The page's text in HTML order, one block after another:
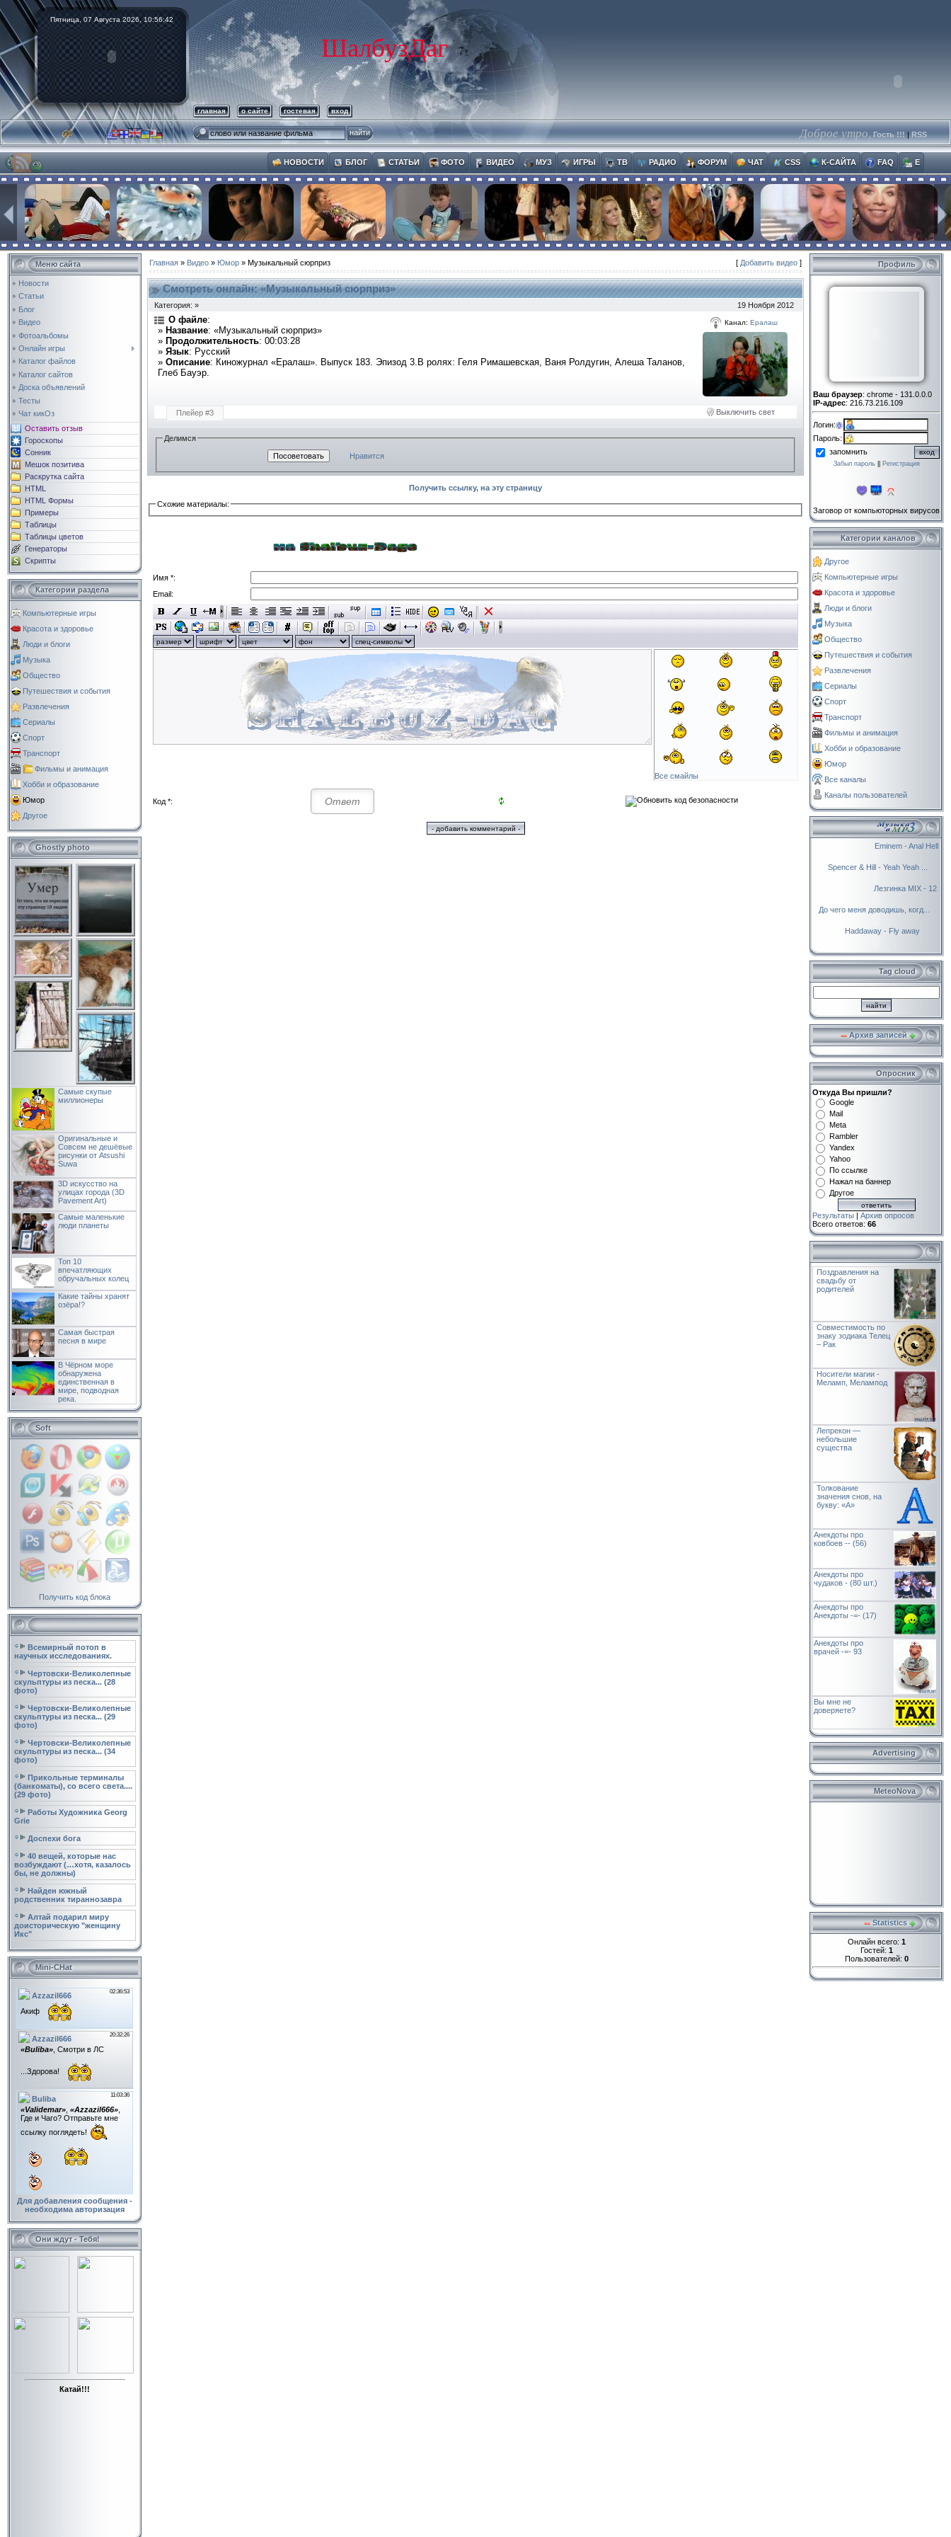
Пятница, 07 Августа 2026, 10:56:43
ШалбузДаг
главная о сайте гостевая вход
Доброе утро, Гость !!! | RSS
НОВОСТИ БЛОГ СТАТЬИ ФОТО ВИДЕО МУЗ ИГРЫ ТВ РАДИО ФОРУМ ЧАТ CSS К-САЙТА FAQ E
Меню сайта
Новости
Статьи
Блог
Видео
Фотоальбомы
Онлайн игры
Каталог файлов
Каталог сайтов
Доска объявлений
Тесты
Чат кикОз
Оставить отзыв
Гороскопы
Сонник
Мешок позитива
Раскрутка сайта
HTML
HTML Формы
Примеры
Таблицы
Таблицы цветов
Генераторы
Скрипты
Категории раздела
Компьютерные игры
Красота и здоровье
Люди и блоги
Музыка
Общество
Путешествия и события
Развлечения
Сериалы
Спорт
Транспорт
Фильмы и анимация
Хобби и образование
Юмор
Другое
Ghostly photo
Самые скупые
миллионеры
Оригинальные и
Совсем не дешёвые
рисунки от Atsushi
Suwa
3D искусство на
улицах города (3D
Pavement Art)
Самые маленькие
люди планеты
Топ 10
впечатляющих
обручальных колец
Какие тайны хранят
озёра!?
Самая быстрая
песня в мире
В Чёрном море
обнаружена
единственная в
мире, подводная
река.
Soft
Получить код блока
Всемирный потоп в
научных исследованиях.
Чертовски-Великолепные
скульптуры из песка... (28
фото)
Чертовски-Великолепные
скульптуры из песка... (29
фото)
Чертовски-Великолепные
скульптуры из песка... (34
фото)
Прикольные терминалы
(банкоматы), со всего света....
(29 фото)
Работы Художника Georg
Grie
Доспехи бога
40 вещей, которые нас
возбуждают (…хотя, казалось
бы, не должны)
Найден южный
родственник тираннозавра
Алтай подарил миру
доисторическую "женщину
Икс"
Mini-CHat
Для добавления сообщения -
необходима авторизация
Они ждут - Тебя!
Катай!!!
[ Добавить видео ]
Главная » Видео » Юмор » Музыкальный сюрприз
Смотреть онлайн: «Музыкальный сюрприз»
19 Ноября 2012
Категория: »
Канал: Ералаш
О файле:
» Название: «Музыкальный сюрприз»
» Продолжительность: 00:03:28
» Язык: Русский
» Описание: Киножурнал «Ералаш». Выпуск 183. Эпизод 3.В ролях: Геля Римашевская, Ваня Ролдугин, Алеша Таланов,
Глеб Бауэр.
Плейер #3 Выключить свет
Делимся
Нравится
Получить ссылку, на эту страницу
Схожие материалы:
Имя *:
Email:
Все смайлы
Код *:
Профиль
Ваш браузер: chrome - 131.0.0.0
IP-адрес: 216.73.216.109
Логин:
Пароль:
запомнить
Забыл пароль|| Регистрация
Заговор от компьюторных вирусов
Категории каналов
Другое
Компьютерные игры
Красота и здоровье
Люди и блоги
Музыка
Общество
Путешествия и события
Развлечения
Сериалы
Спорт
Транспорт
Фильмы и анимация
Хобби и образование
Юмор
Все каналы
Каналы пользователей
Eminem - Anal Hell
Spencer & Hill - Yeah Yeah ...
Лезгинка MIX - 12
До чего меня доводишь, когд...
Haddaway - Fly away
Tag cloud
Архив записей
Опросник
Откуда Вы пришли?
Google
Mail
Meta
Rambler
Yandex
Yahoo
По ссылке
Нажал на баннер
Другое
Результаты | Архив опросов
Всего ответов: 66
Поздравления на
свадьбу от
родителей
Совместимость по
знаку зодиака Телец
– Рак
Носители магии -
Меламп, Мелампод
Лепрекон —
небольшие
существа
Толкование
значения снов, на
букву: «А»
Анекдоты про
ковбоев -- (56)
Анекдоты про
чудаков - (80 шт.)
Анекдоты про
Анекдоты -=- (17)
Анекдоты про
врачей -=- 93
Вы мне не
доверяете?
Advertising
MeteoNova
Statistics
Онлайн всего: 1
Гостей: 1
Пользователей: 0